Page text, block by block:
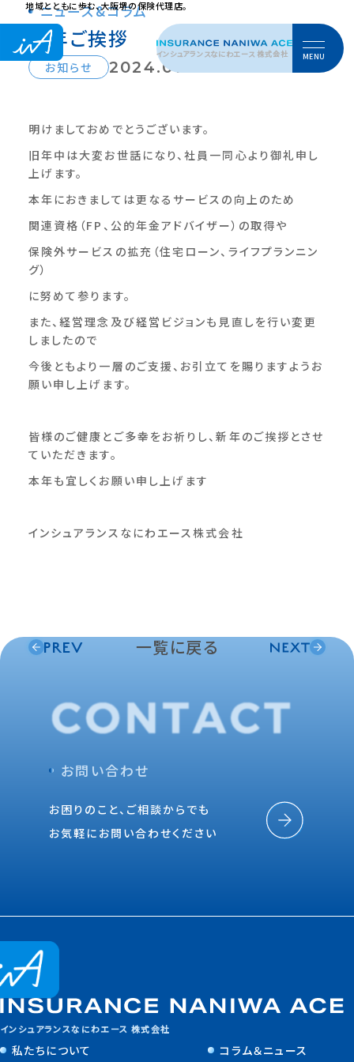
地域とともに歩む、大阪堺の保険代理店。
インシュアランスなにわエース 株式会社 MENU
ニュース&コラム
新年ご挨拶
お知らせ 2024.01.09
明けましておめでとうございます。
旧年中は大変お世話になり、社員一同心より御礼申し
上げます。
本年におきましては更なるサービスの向上のため
関連資格（FP、公的年金アドバイザー）の取得や
保険外サービスの拡充（住宅ローン、ライフプランニン
グ）
に努めて参ります。
また、経営理念及び経営ビジョンも見直しを行い変更
しましたので
今後ともより一層のご支援、お引立てを賜りますようお
願い申し上げます。
皆様のご健康とご多幸をお祈りし、新年のご挨拶とさせ
ていただきます。
本年も宜しくお願い申し上げます
インシュアランスなにわエース株式会社
一覧に戻る
お問い合わせ
お困りのこと、ご相談からでも
お気軽にお問い合わせください
インシュアランスなにわエース 株式会社
私たちについて コラム＆ニュース